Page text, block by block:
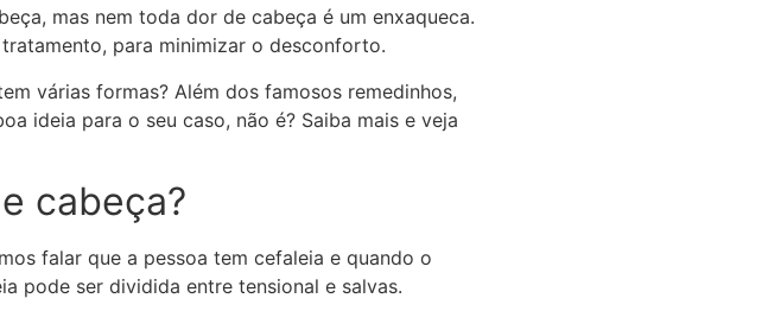
mas nem toda dor de cabeça é um enxaqueca.
para minimizar o desconforto.
várias formas? Além dos famosos remedinhos,
ideia para o seu caso, não é? Saiba mais e veja
cabeça?
falar que a pessoa tem cefaleia e quando o
pode ser dividida entre tensional e salvas.